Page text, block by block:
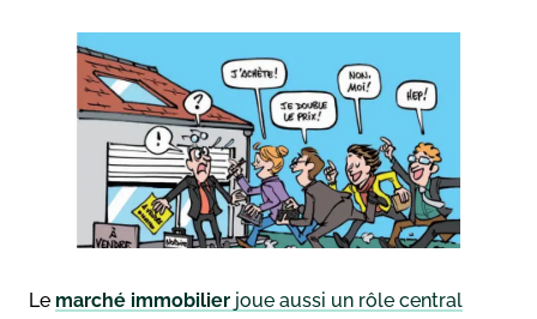
Le marché immobilier joue aussi un rôle central